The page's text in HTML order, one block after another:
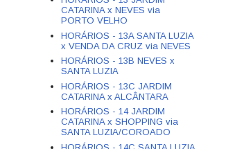
CATARINA x NEVES via
PORTO VELHO
HORÁRIOS - 13A SANTA LUZIA
x VENDA DA CRUZ via NEVES
HORÁRIOS - 13B NEVES x
SANTA LUZIA
HORÁRIOS - 13C JARDIM
CATARINA x ALCÂNTARA
HORÁRIOS - 14 JARDIM
CATARINA x SHOPPING via
SANTA LUZIA/COROADO